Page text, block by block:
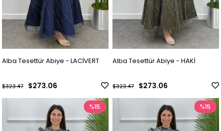
Alba Tesettür Abiye - LACİVERT
$273.06
$323.47
Alba Tesettür Abiye - HAKİ
$273.06
$323.47
%15 %15